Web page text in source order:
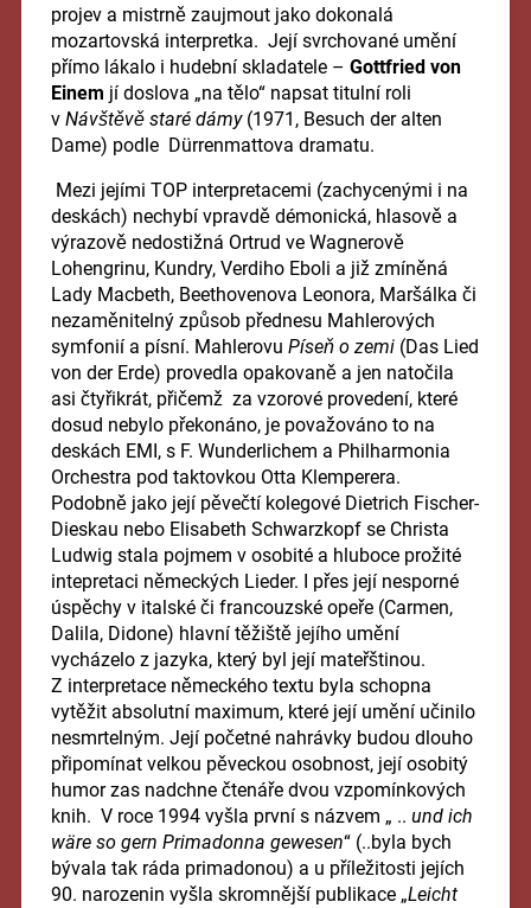
projev a mistrně zaujmout jako dokonalá
mozartovská interpretka. Její svrchované umění
přímo lákalo i hudební skladatele – Gottfried von
Einem jí doslova „na tělo“ napsat titulní roli
v Návštěvě staré dámy(1971, Besuch der alten
Dame) podle Dürrenmattova dramatu.
Mezi jejími TOP interpretacemi (zachycenými i na
deskách) nechybí vpravdě démonická, hlasově a
výrazově nedostižná Ortrud ve Wagnerově
Lohengrinu, Kundry, Verdiho Eboli a již zmíněná
Lady Macbeth, Beethovenova Leonora, Maršálka či
nezaměnitelný způsob přednesu Mahlerových
symfonií a písní. Mahlerovu Píseň o zemi(Das Lied
von der Erde) provedla opakovaně a jen natočila
asi čtyřikrát, přičemž za vzorové provedení, které
dosud nebylo překonáno, je považováno to na
deskách EMI, s F. Wunderlichem a Philharmonia
Orchestra pod taktovkou Otta Klemperera.
Podobně jako její pěvečtí kolegové Dietrich Fischer-
Dieskau nebo Elisabeth Schwarzkopf se Christa
Ludwig stala pojmem v osobité a hluboce prožité
intepretaci německých Lieder. I přes její nesporné
úspěchy v italské či francouzské opeře (Carmen,
Dalila, Didone) hlavní těžiště jejího umění
vycházelo z jazyka, který byl její mateřštinou.
Z interpretace německého textu byla schopna
vytěžit absolutní maximum, které její umění učinilo
nesmrtelným. Její početné nahrávky budou dlouho
připomínat velkou pěveckou osobnost, její osobitý
humor zas nadchne čtenáře dvou vzpomínkových
knih. V roce 1994 vyšla první s názvem „ .. und ich
wäre so gern Primadonna gewesen“ (..byla bych
bývala tak ráda primadonou) a u příležitosti jejích
90. narozenin vyšla skromnější publikace „Leicht